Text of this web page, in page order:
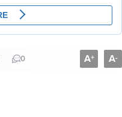
0 A+ A-